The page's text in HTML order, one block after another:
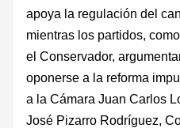
apoya la regulación del
mientras los partidos,
el Conservador,
oponerse a la reforma
a la Cámara Juan Carlos
José Pizarro Rodríguez,